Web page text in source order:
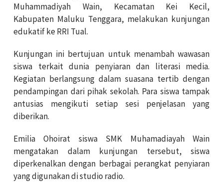
Muhammadiyah Wain, Kecamatan Kei Kecil,
Kabupaten Maluku Tenggara, melakukan kunjungan
edukatif ke RRI Tual.
Kunjungan ini bertujuan untuk menambah wawasan
siswa terkait dunia penyiaran dan literasi media.
Kegiatan berlangsung dalam suasana tertib dengan
pendampingan dari pihak sekolah. Para siswa tampak
antusias mengikuti setiap sesi penjelasan yang
diberikan.
Emilia Ohoirat siswa SMK Muhamadiayah Wain
mengatakan dalam kunjungan tersebut, siswa
diperkenalkan dengan berbagai perangkat penyiaran
yang digunakan di studio radio.